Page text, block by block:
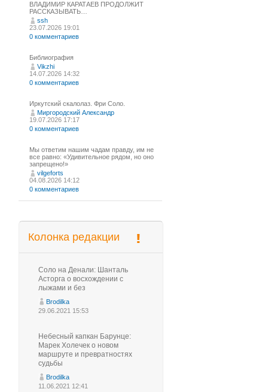
ВЛАДИМИР КАРАТАЕВ ПРОДОЛЖИТ
РАССКАЗЫВАТЬ…
ssh
23.07.2026 19:01
0 комментариев
Библиография
Vikzhi
14.07.2026 14:32
0 комментариев
Иркутский скалолаз. Фри Соло.
Миргородский Александр
19.07.2026 17:17
0 комментариев
Мы ответим нашим чадам правду, им не
все равно: «Удивительное рядом, но оно
запрещено!»
vilgeforts
04.08.2026 14:12
0 комментариев
Колонка редакции
Соло на Денали: Шанталь
Асторга о восхождении с
лыжами и без
Brodilka
29.06.2021 15:53
Небесный капкан Барунце:
Марек Холечек о новом
маршруте и превратностях
судьбы
Brodilka
11.06.2021 12:41